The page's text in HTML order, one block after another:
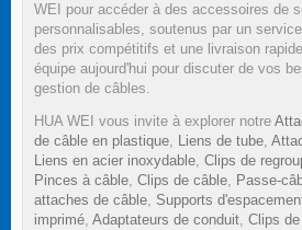
WEI pour accéder à des accessoires de
personnalisables, soutenus par un
des prix compétitifs et une livraison
équipe aujourd'hui pour discuter de vos
gestion de câbles.
HUA WEI vous invite à explorer notre
de câble en plastique, Liens de tube,
Liens en acier inoxydable, Clips de
Pinces à câble, Clips de câble, Passe-
attaches de câble, Supports
imprimé, Adaptateurs de conduit, Clips